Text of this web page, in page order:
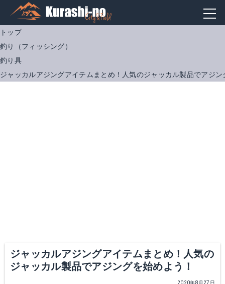
トップ
釣り（フィッシング）
釣り具
ジャッカルアジングアイテムまとめ！人気のジャッカル製品でアジ
ジャッカルアジングアイテムまとめ！人気の
ジャッカル製品でアジングを始めよう！
2020年8月27日